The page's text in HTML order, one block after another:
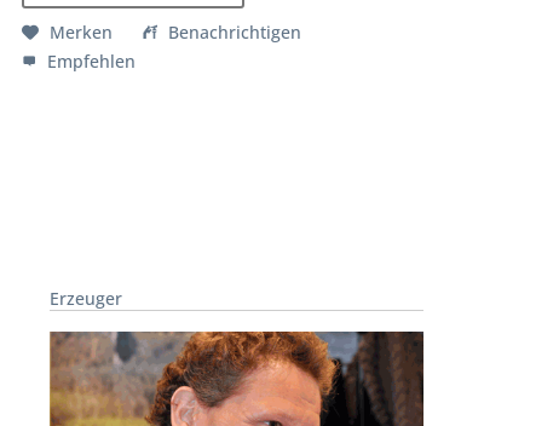
Merken
Benachrichtigen
Empfehlen
Erzeuger